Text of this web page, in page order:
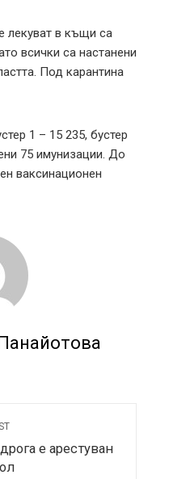
лекуват в къщи са
всички са настанени
Под карантина
1 – 15 235, бустер
75 имунизации. До
ваксинационен
е арестуван